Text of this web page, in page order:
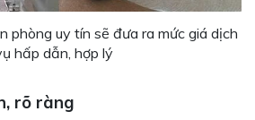
uy tín sẽ đưa ra mức giá dịch
hấp dẫn, hợp lý
rõ ràng